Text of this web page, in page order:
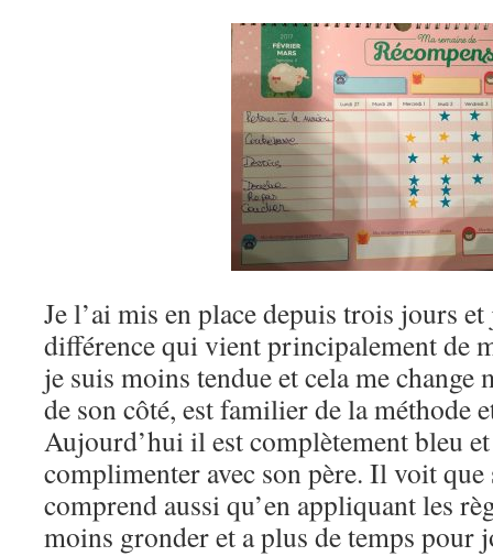
Je l’ai mis en place depuis trois jours et
différence qui vient principalement de
je suis moins tendue et cela me
de son côté, est familier de la méthode
Aujourd’hui il est complètement bleu
complimenter avec son père. Il voit que
comprend aussi qu’en appliquant les
moins gronder et a plus de temps pour